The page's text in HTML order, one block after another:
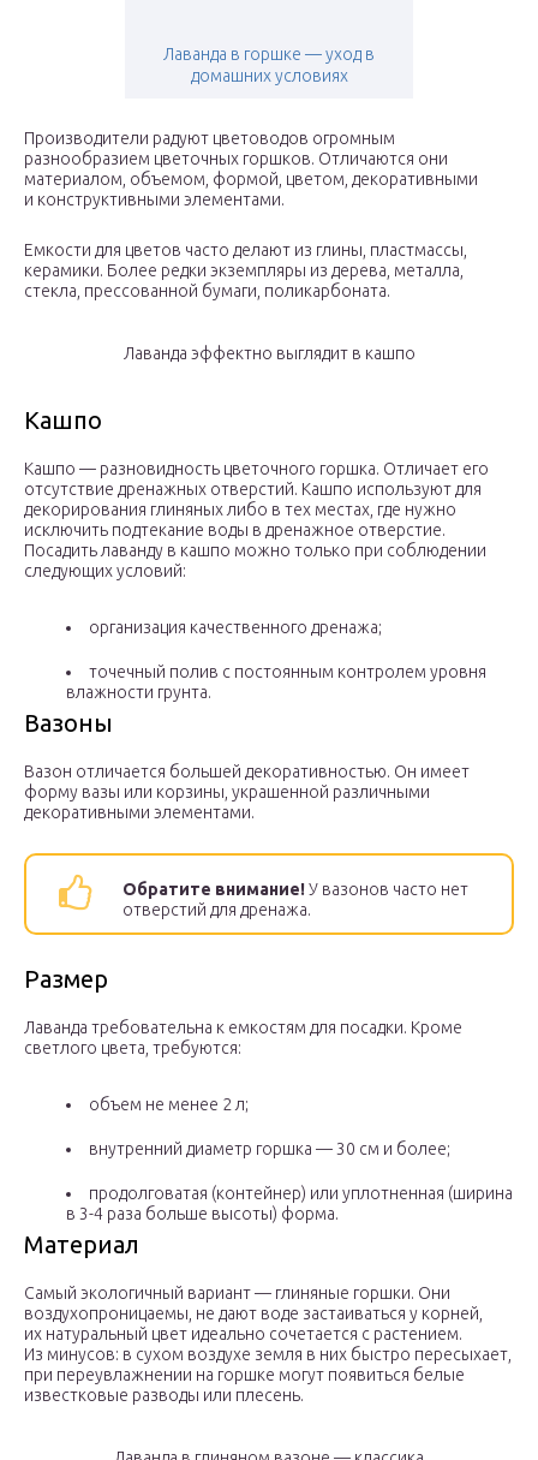
Лаванда в горшке — уход в
домашних условиях
Производители радуют цветоводов огромным
разнообразием цветочных горшков. Отличаются они
материалом, объемом, формой, цветом, декоративными
и конструктивными элементами.
Емкости для цветов часто делают из глины, пластмассы,
керамики. Более редки экземпляры из дерева, металла,
стекла, прессованной бумаги, поликарбоната.
Лаванда эффектно выглядит в кашпо
Кашпо
Кашпо — разновидность цветочного горшка. Отличает его
отсутствие дренажных отверстий. Кашпо используют для
декорирования глиняных либо в тех местах, где нужно
исключить подтекание воды в дренажное отверстие.
Посадить лаванду в кашпо можно только при соблюдении
следующих условий:
организация качественного дренажа;
точечный полив с постоянным контролем уровня
влажности грунта.
Вазоны
Вазон отличается большей декоративностью. Он имеет
форму вазы или корзины, украшенной различными
декоративными элементами.
Обратите внимание!У вазонов часто нет
отверстий для дренажа.
Размер
Лаванда требовательна к емкостям для посадки. Кроме
светлого цвета, требуются:
объем не менее 2 л;
внутренний диаметр горшка — 30 см и более;
продолговатая (контейнер) или уплотненная (ширина
в 3-4 раза больше высоты) форма.
Материал
Самый экологичный вариант — глиняные горшки. Они
воздухопроницаемы, не дают воде застаиваться у корней,
их натуральный цвет идеально сочетается с растением.
Из минусов: в сухом воздухе земля в них быстро пересыхает,
при переувлажнении на горшке могут появиться белые
известковые разводы или плесень.